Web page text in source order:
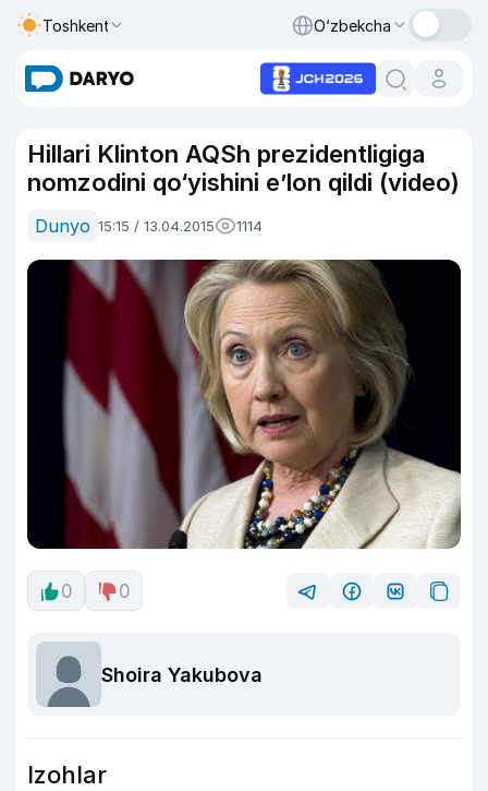
Toshkent O‘zbekcha
Hillari Klinton AQSh prezidentligiga
nomzodini qo‘yishini e’lon qildi (video)
Dunyo 15:15 / 13.04.2015 1114
0 0
Shoira Yakubova
Izohlar